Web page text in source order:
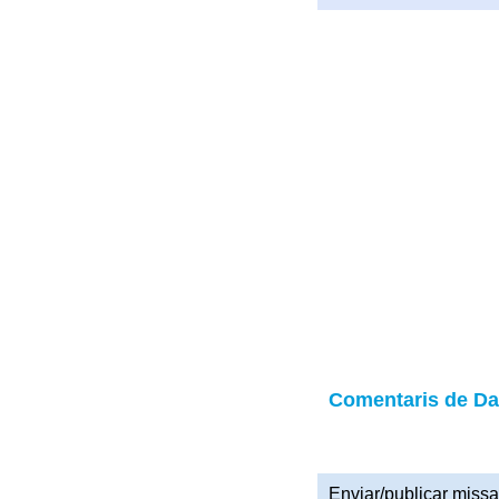
Comentaris de
Enviar/publicar